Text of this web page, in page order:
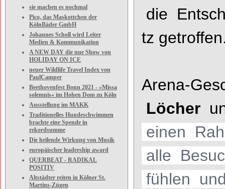
sie machen es nochmal
Pico, das Maskottchen der
KölnBäder GmbH
Johannes Scholl wird Leiter
Medien & Kommunikation
A NEW DAY die nue Show von
HOLIDAY ON ICE
neuer Wildlife Travel Index von
PaulCamper
Beethovenfest Bonn 2021 - »Missa
solemnis« im Hohen Dom zu Köln
Ausstellung im MAKK
Traditionelles Hundeschwimmen
brachte eine Spende in
rekordsumme
Die heilende Wirkung von Musik
europäischer leadership award
QUERBEAT - RADIKAL
POSITIV
Altstädter reiten in Kölner St.
Martins-Zügen
die
tz ge
Arena-
Löcher
einen
alle
fühlen un